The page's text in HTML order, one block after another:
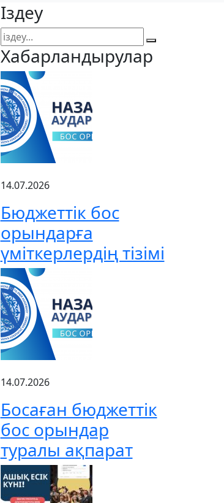
Іздеу
Хабарландырулар
14.07.2026
Бюджеттік бос
орындарға
үміткерлердің тізімі
14.07.2026
Босаған бюджеттік
бос орындар
туралы ақпарат